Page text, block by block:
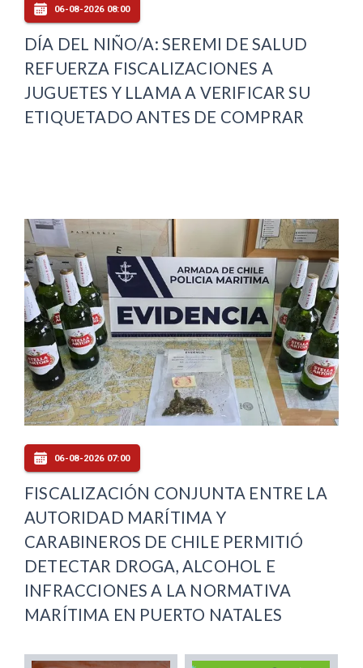
06-08-2026 08:00
DÍA DEL NIÑO/A: SEREMI DE SALUD
REFUERZA FISCALIZACIONES A
JUGUETES Y LLAMA A VERIFICAR SU
ETIQUETADO ANTES DE COMPRAR
06-08-2026 07:00
FISCALIZACIÓN CONJUNTA ENTRE LA
AUTORIDAD MARÍTIMA Y
CARABINEROS DE CHILE PERMITIÓ
DETECTAR DROGA, ALCOHOL E
INFRACCIONES A LA NORMATIVA
MARÍTIMA EN PUERTO NATALES